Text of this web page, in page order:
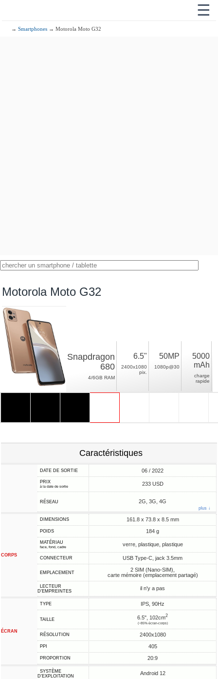
☰
→Smartphones → Motorola Moto G32
Motorola Moto G32
Snapdragon
680
4/6GB RAM
6.5"
2400x1080
pix.
50MP
1080p@30
5000
mAh
charge
rapide
Caractéristiques
DATE DE SORTIE 06 / 2022
PRIX
à la date de sortie 233 USD
RÉSEAU 2G, 3G, 4G
plus ↓
CORPS
DIMENSIONS 161.8 x 73.8 x 8.5 mm
POIDS 184 g
MATÉRIAU
face, fond, cadre verre, plastique, plastique
CONNECTEUR USB Type-C, jack 3.5mm
EMPLACEMENT
2 SIM (Nano-SIM),
carte mémoire (emplacement partagé)
LECTEUR
D'EMPREINTES
il n'y a pas
ÉCRAN
TYPE IPS, 90Hz
TAILLE 6.5", 102cm2
(~85% écran-corps)
RÉSOLUTION 2400x1080
PPI 405
PROPORTION 20:9
SYSTÈME
D'EXPLOITATION
Android 12